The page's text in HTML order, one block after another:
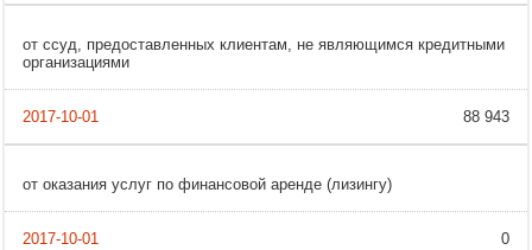
от ссуд, предоставленных клиентам, не являющимся кредитными
организациями
88 943
от оказания услуг по финансовой аренде (лизингу)
0